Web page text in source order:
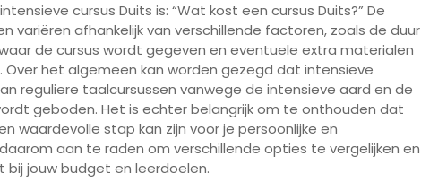
cursus Duits is: “Wat kost een cursus Duits?” De
variëren afhankelijk van verschillende factoren, zoals de duur
de cursus wordt gegeven en eventuele extra materialen
het algemeen kan worden gezegd dat intensieve
reguliere taalcursussen vanwege de intensieve aard en de
geboden. Het is echter belangrijk om te onthouden dat
waardevolle stap kan zijn voor je persoonlijke en
aan te raden om verschillende opties te vergelijken en
bij jouw budget en leerdoelen.